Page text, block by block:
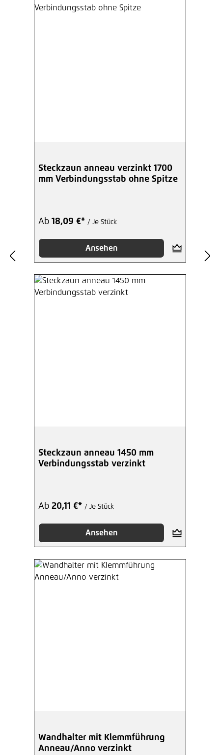
Steckzaun anneau verzinkt 1700
mm Verbindungsstab ohne Spitze
Ab 18,09 €* / Je Stück
Ansehen
Steckzaun anneau 1450 mm
Verbindungsstab verzinkt
Ab 20,11 €* / Je Stück
Ansehen
Wandhalter mit Klemmführung
Anneau/Anno verzinkt